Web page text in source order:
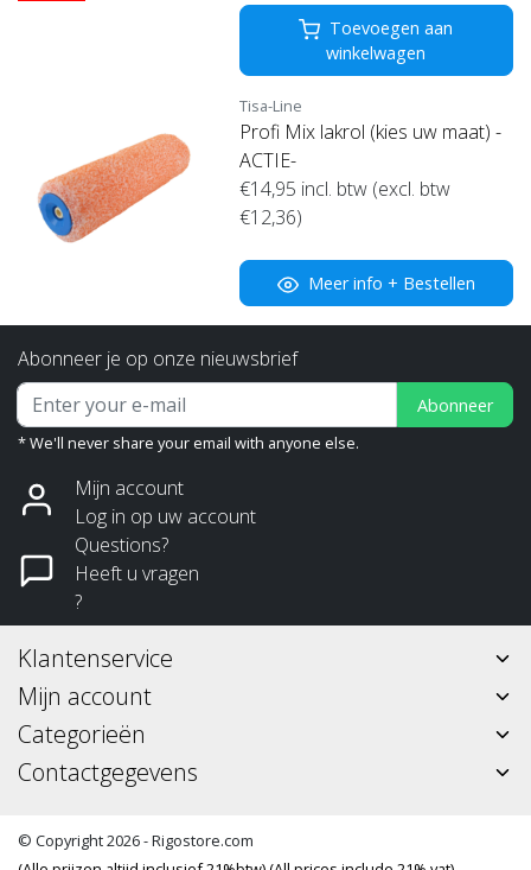
Toevoegen aan
winkelwagen
Tisa-Line
Profi Mix lakrol (kies uw maat) -
ACTIE-
€14,95 incl. btw (excl. btw
€12,36)
Meer info + Bestellen
Abonneer je op onze nieuwsbrief
Abonneer
* We'll never share your email with anyone else.
Mijn account
Log in op uw account
Questions?
Heeft u vragen
?
Klantenservice
Mijn account
Categorieën
Contactgegevens
© Copyright 2026 - Rigostore.com